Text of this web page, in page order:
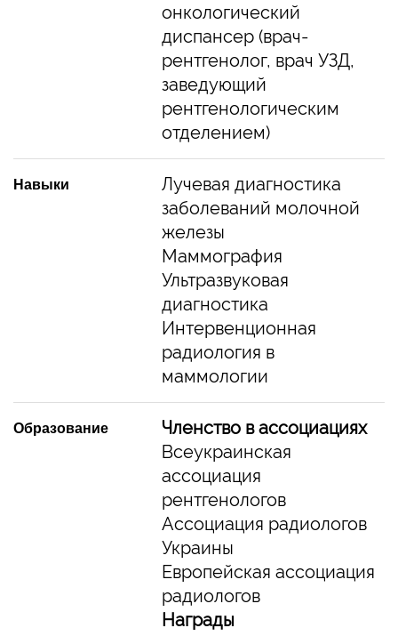
онкологический
диспансер (врач-
рентгенолог, врач УЗД,
заведующий
рентгенологическим
отделением)
Навыки
Лучевая диагностика
заболеваний молочной
железы
Маммография
Ультразвуковая
диагностика
Интервенционная
радиология в
маммологии
Образование
Членство в ассоциациях
Всеукраинская
ассоциация
рентгенологов
Ассоциация радиологов
Украины
Европейская ассоциация
радиологов
Награды